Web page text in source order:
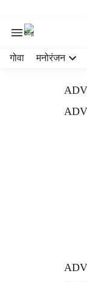
गोवा मनोरंजन